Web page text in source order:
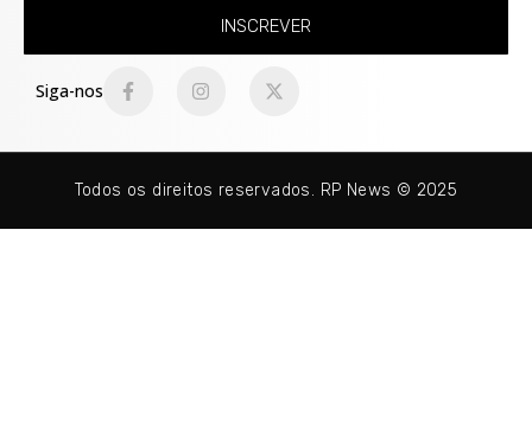
INSCREVER
Siga-nos
Todos os direitos reservados. RP News © 2025